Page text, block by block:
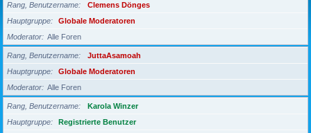
Rang, Benutzername
Clemens Dönges
Hauptgruppe
Globale Moderatoren
Moderator
Alle Foren
Rang, Benutzername
JuttaAsamoah
Hauptgruppe
Globale Moderatoren
Moderator
Alle Foren
Rang, Benutzername
Karola Winzer
Hauptgruppe
Registrierte Benutzer